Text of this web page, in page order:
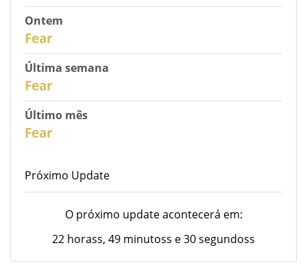
Ontem
Fear
Última semana
Fear
Último mês
Fear
Próximo Update
O próximo update acontecerá em:
22 horass, 49 minutoss e 30 segundoss